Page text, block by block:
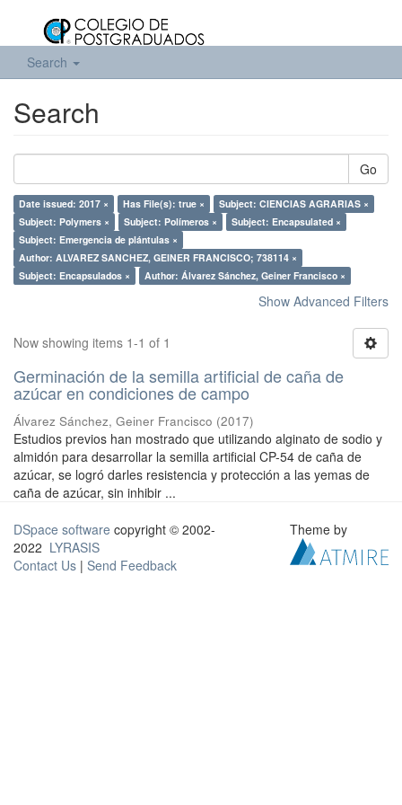
Search
Search
Go
Date issued: 2017 × Has File(s): true ×
Subject: CIENCIAS AGRARIAS ×
Subject: Polymers ×
Subject: Polímeros ×
Subject: Encapsulated ×
Subject: Emergencia de plántulas ×
Author: ALVAREZ SANCHEZ, GEINER FRANCISCO; 738114 ×
Subject: Encapsulados ×
Author: Álvarez Sánchez, Geiner Francisco ×
Show Advanced Filters
Now showing items 1-1 of 1
Germinación de la semilla artificial de caña de
azúcar en condiciones de campo
Álvarez Sánchez, Geiner Francisco (2017)
Estudios previos han mostrado que utilizando alginato de sodio y
almidón para desarrollar la semilla artificial CP-54 de caña de
azúcar, se logró darles resistencia y protección a las yemas de
caña de azúcar, sin inhibir ...
DSpace software copyright © 2002-
2022 LYRASIS
Contact Us | Send Feedback
Theme by